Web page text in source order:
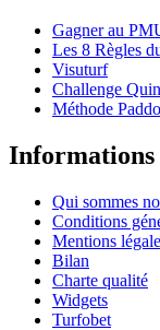
Gagner au
Les 8 Règles
Visuturf
Challenge
Méthode
Informations
Qui sommes
Conditions
Mentions
Bilan
Charte qualité
Widgets
Turfobet